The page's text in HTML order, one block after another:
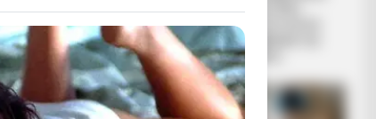
ΝΥΡΕΜΒΕΡΓΗ 2:
«ΣΕ 2 ΕΩΣ 3
ΕΒΔΟΜΑΔΕΣ, ΘΑ...
Μητσοτάκη
εναντίον αυτού
που έβγαλε την
αλήθεια...